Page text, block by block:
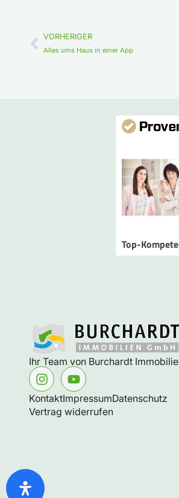
VORHERIGER
Alles ums Haus in einer App
Top-
Ihr Team von Burchardt
KontaktImpressumDatenschutz
Vertrag widerrufen